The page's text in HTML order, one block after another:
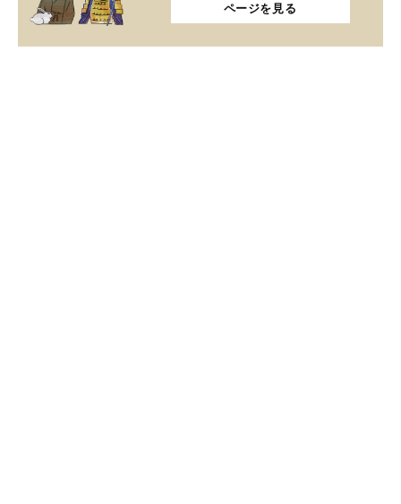
ページを見る